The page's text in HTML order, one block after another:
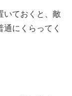
いておくと、敵
にくらってく